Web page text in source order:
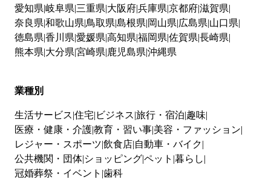
愛知県 岐阜県 三重県 大阪府兵庫県 京都府滋賀県
奈良県 和歌山県 鳥取県 島根県 岡山県 広島県 山口県
徳島県 香川県 愛媛県 高知県 福岡県 佐賀県 長崎県
熊本県 大分県 宮崎県 鹿児島県 沖縄県
業種別
生活サービス 住宅 ビジネス 旅行・宿泊 趣味
医療・健康・介護教育・習い事 美容・ファッション
レジャー・スポーツ 飲食店 自動車・バイク
公共機関・団体 ショッピングペット 暮らし
冠婚葬祭・イベント 歯科